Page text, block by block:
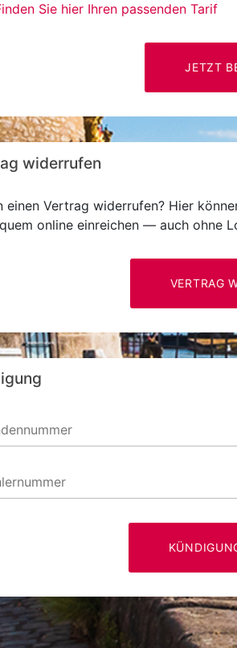
Sie hier Ihren passenden Tarif
JETZT
widerrufen
einen Vertrag widerrufen? Hier
Widerruf bequem online einreichen — auch
VERTRAG